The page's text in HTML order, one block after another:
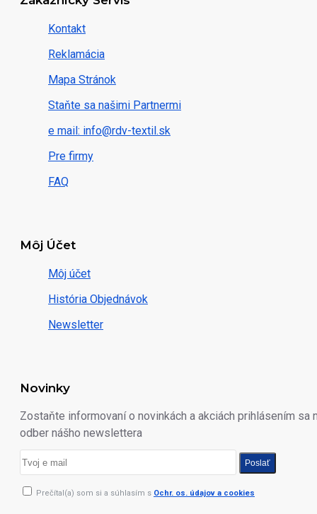
Kontakt
Reklamácia
Mapa Stránok
Staňte sa našimi Partnermi
e mail: info@rdv-textil.sk
Pre firmy
FAQ
Môj Účet
Môj účet
História Objednávok
Newsletter
Novinky
Zostaňte informovaní o novinkách a akciách prihlásením sa
odber nášho newslettera
Poslať
Prečítal(a) som si a súhlasím s Ochr. os. údajov a cookies